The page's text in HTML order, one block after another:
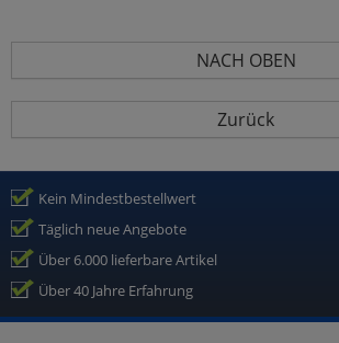
NACH OBEN
Zurück
Kein Mindestbestellwert
Täglich neue Angebote
Über 6.000 lieferbare Artikel
Über 40 Jahre Erfahrung